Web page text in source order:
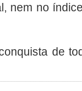
nem no
de